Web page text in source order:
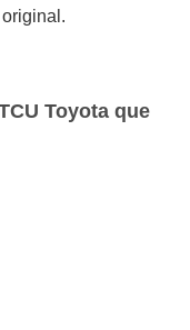
Toyota que